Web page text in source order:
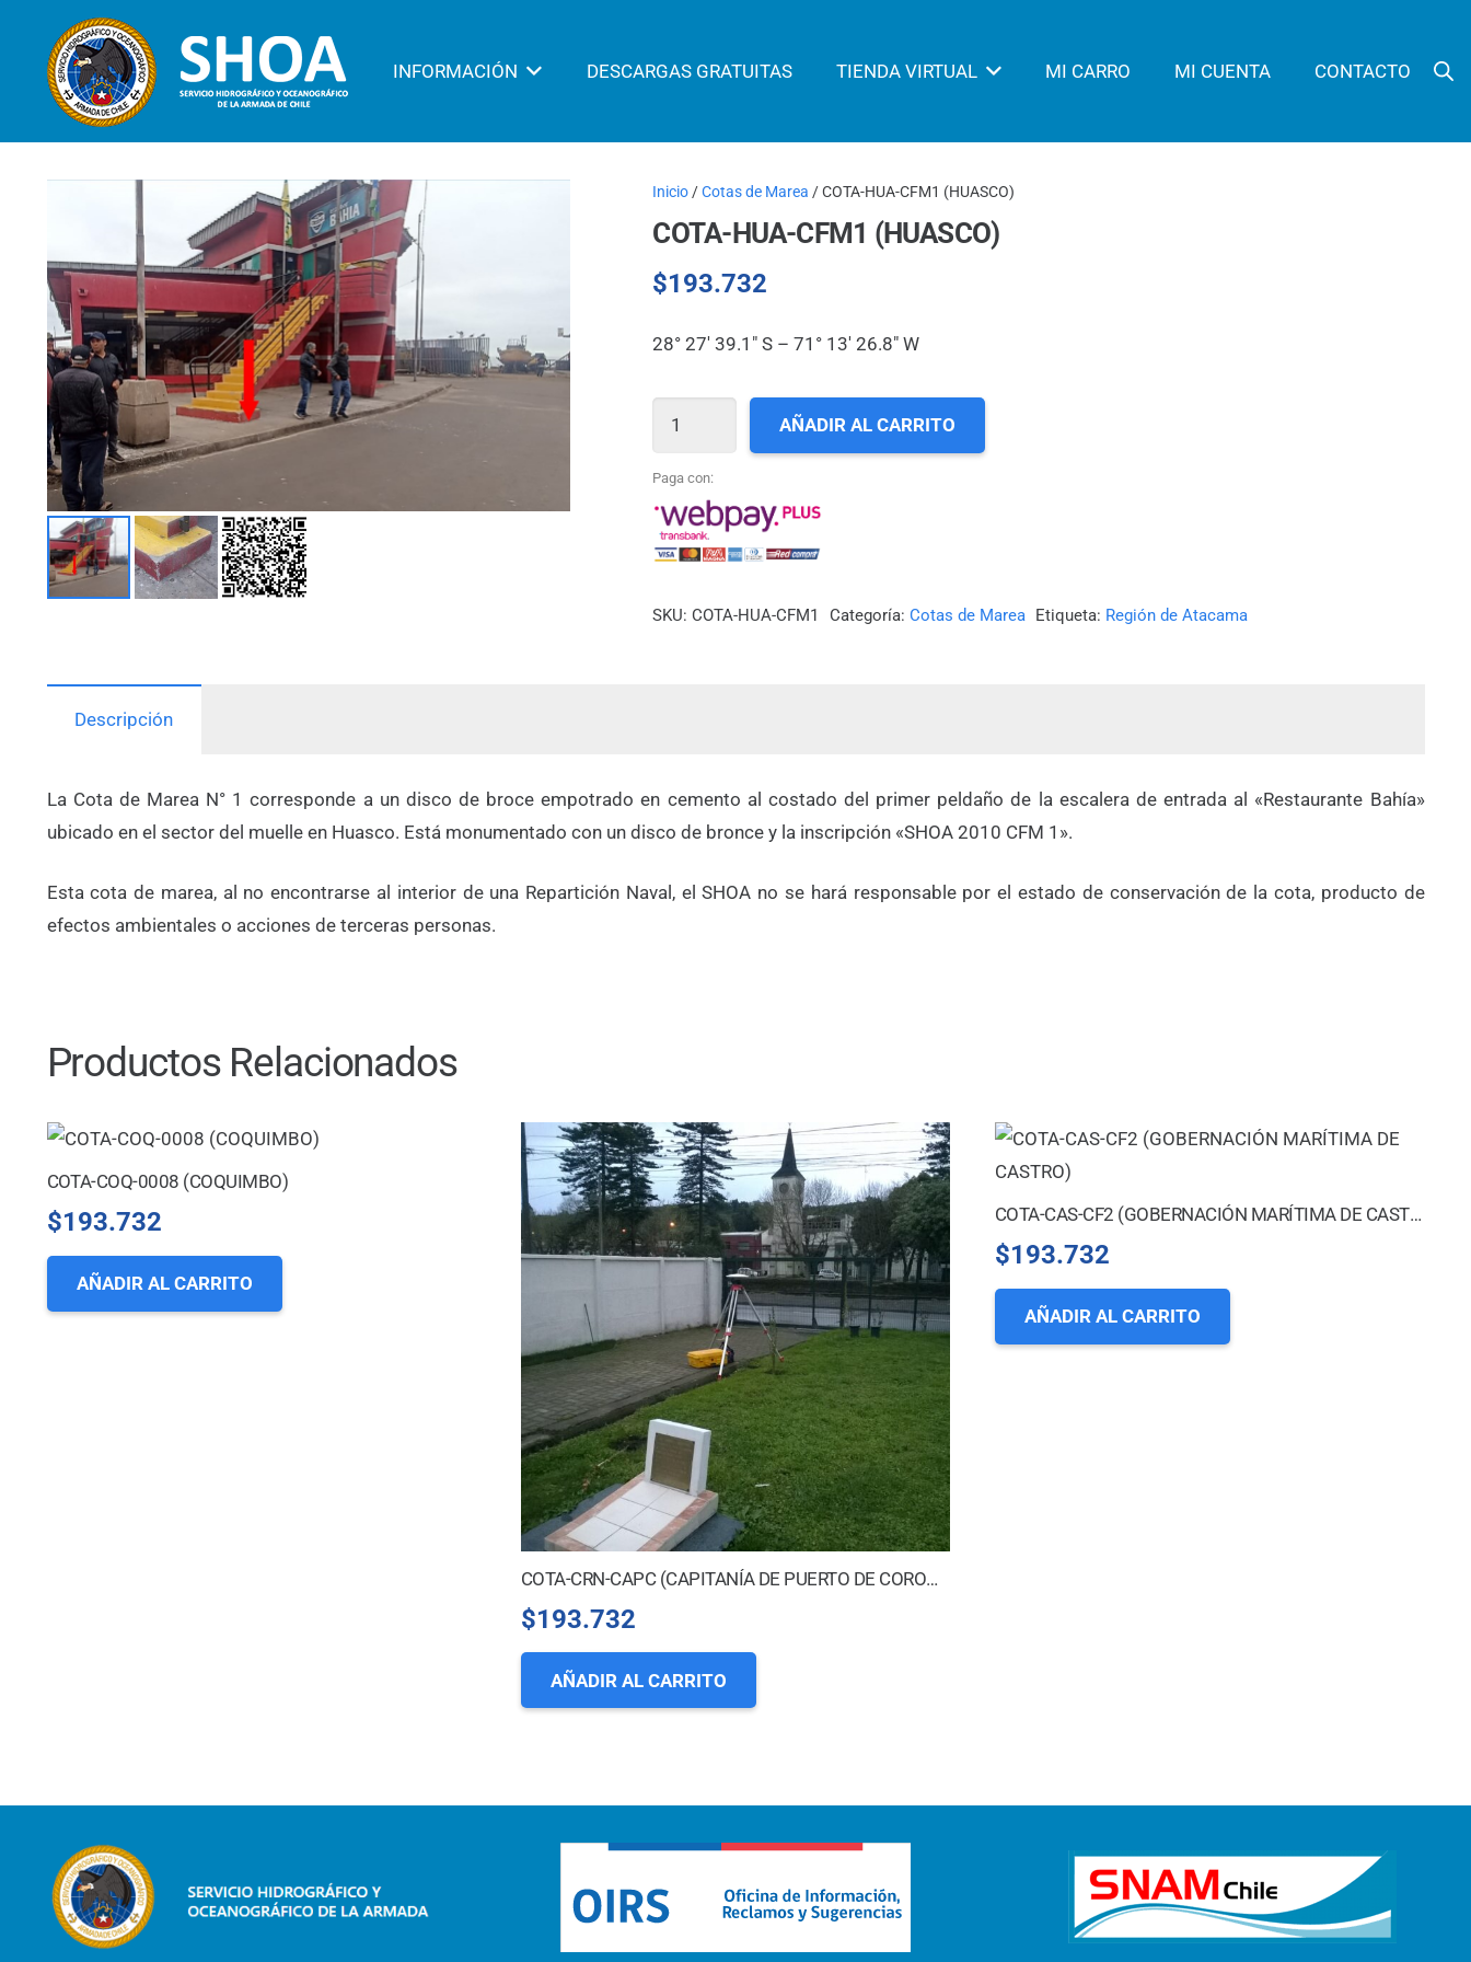
INFORMACIÓN DESCARGAS GRATUITAS TIENDA VIRTUAL MI CARRO MI CUENTA CONTACTO
Inicio /Cotas de Marea / COTA-HUA-CFM1 (HUASCO)
COTA-HUA-CFM1 (HUASCO)
$193.732
28° 27′ 39.1″ S – 71° 13′ 26.8″ W
CFM1
(HUASCO)
cantidad
AÑADIR AL CARRITO
Paga con:
SKU:COTA-HUA-CFM1 Categoría: Cotas de Marea Etiqueta: Región de Atacama
Descripción
La Cota de Marea N° 1 corresponde a un disco de broce empotrado en cemento al costado del primer peldaño de la escalera de entrada al «Restaurante Bahía»
ubicado en el sector del muelle en Huasco. Está monumentado con un disco de bronce y la inscripción «SHOA 2010 CFM 1».
Esta cota de marea, al no encontrarse al interior de una Repartición Naval, el SHOA no se hará responsable por el estado de conservación de la cota, producto de
efectos ambientales o acciones de terceras personas.
Productos Relacionados
COTA-COQ-0008 (COQUIMBO)
$193.732
AÑADIR AL CARRITO
COTA-CRN-CAPC (CAPITANÍA DE PUERTO DE CORONEL)
$193.732
AÑADIR AL CARRITO
COTA-CAS-CF2 (GOBERNACIÓN MARÍTIMA DE CASTRO)
$193.732
AÑADIR AL CARRITO